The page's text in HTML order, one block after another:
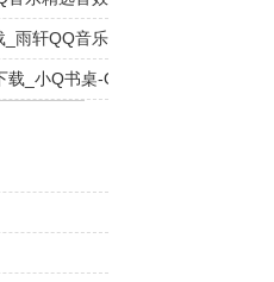
雨轩QQ音乐排名软件官方网站下载
_小Q书桌-QQ音乐合作版官方...